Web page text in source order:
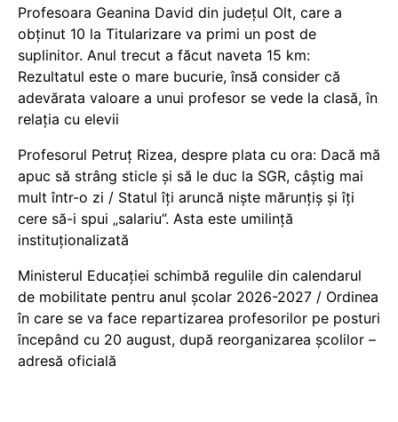
Profesoara Geanina David din județul Olt, care a
obținut 10 la Titularizare va primi un post de
suplinitor. Anul trecut a făcut naveta 15 km:
Rezultatul este o mare bucurie, însă consider că
adevărata valoare a unui profesor se vede la clasă, în
relația cu elevii
Profesorul Petruț Rizea, despre plata cu ora: Dacă mă
apuc să strâng sticle și să le duc la SGR, câștig mai
mult într-o zi / Statul îți aruncă niște mărunțiș și îți
cere să-i spui „salariu”. Asta este umilință
instituționalizată
Ministerul Educației schimbă regulile din calendarul
de mobilitate pentru anul școlar 2026-2027 / Ordinea
în care se va face repartizarea profesorilor pe posturi
începând cu 20 august, după reorganizarea școlilor –
adresă oficială